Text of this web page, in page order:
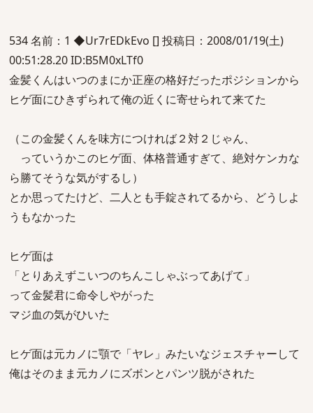
534 名前：1 ◆Ur7rEDkEvo [] 投稿日：2008/01/19(土)
00:51:28.20 ID:B5M0xLTf0
金髪くんはいつのまにか正座の格好だったポジションから
ヒゲ面にひきずられて俺の近くに寄せられて来てた
（この金髪くんを味方につければ２対２じゃん、
っていうかこのヒゲ面、体格普通すぎて、絶対ケンカな
ら勝てそうな気がするし）
とか思ってたけど、二人とも手錠されてるから、どうしよ
うもなかった
ヒゲ面は
「とりあえずこいつのちんこしゃぶってあげて」
って金髪君に命令しやがった
マジ血の気がひいた
ヒゲ面は元カノに顎で「ヤレ」みたいなジェスチャーして
俺はそのまま元カノにズボンとパンツ脱がされた